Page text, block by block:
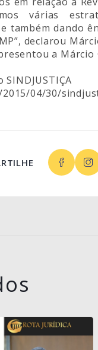
várias
também dando
declarou
a Márcio
04/30/